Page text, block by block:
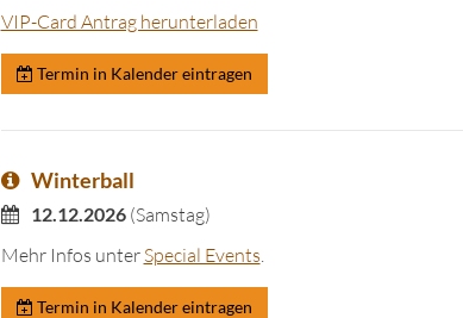
VIP-Card Antrag herunterladen
Termin in Kalender eintragen
Winterball
12.12.2026 (Samstag)
Mehr Infos unterSpecial Events.
Termin in Kalender eintragen